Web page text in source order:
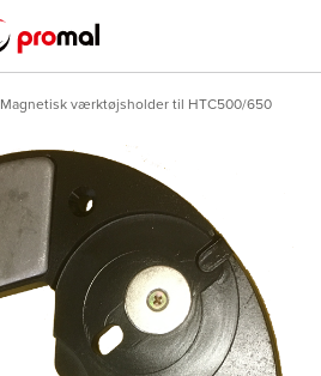
Magnetisk værktøjsholder til HTC500/650